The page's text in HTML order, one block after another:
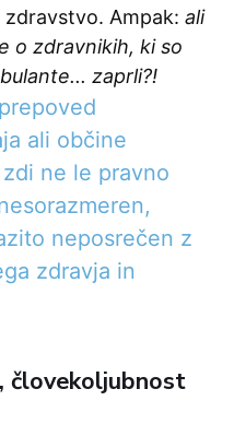
zdravstvo. Ampak: ali
o zdravnikih, ki so
zaprli?!
ali občine
ne le pravno
neposrečen z
zdravja in
človekoljubnost